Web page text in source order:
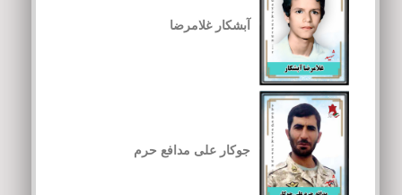
آبشکار غلامرضا
جوکار علی مدافع حرم